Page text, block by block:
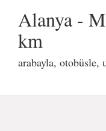
Alanya -
km
arabayla, otobüsle,